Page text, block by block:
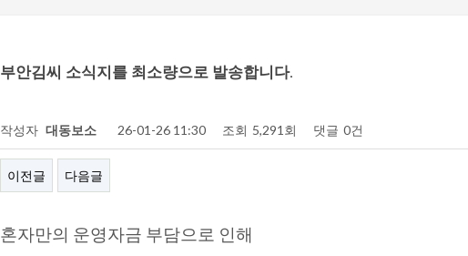
부안김씨 소식지를 최소량으로 발송합니다.
작성자 대동보소 26-01-26 11:30 조회 5,291회 댓글 0건
이전글 다음글
혼자만의 운영자금 부담으로 인해